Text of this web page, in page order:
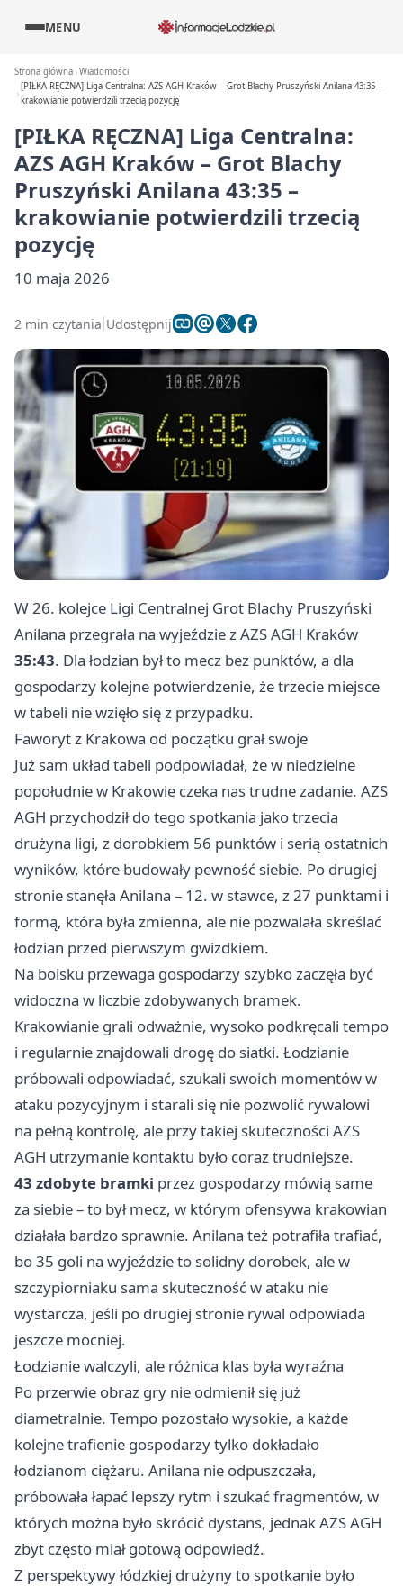
MENU
Strona główna Wiadomości
[PIŁKA RĘCZNA] Liga Centralna: AZS AGH Kraków – Grot Blachy Pruszyński Anilana 43:35 –
krakowianie potwierdzili trzecią pozycję
[PIŁKA RĘCZNA] Liga Centralna:
AZS AGH Kraków – Grot Blachy
Pruszyński Anilana 43:35 –
krakowianie potwierdzili trzecią
pozycję
10 maja 2026
2 min czytania Udostępnij
W 26. kolejce Ligi Centralnej Grot Blachy Pruszyński
Anilana przegrała na wyjeździe z AZS AGH Kraków
35:43. Dla łodzian był to mecz bez punktów, a dla
gospodarzy kolejne potwierdzenie, że trzecie miejsce
w tabeli nie wzięło się z przypadku.
Faworyt z Krakowa od początku grał swoje
Już sam układ tabeli podpowiadał, że w niedzielne
popołudnie w Krakowie czeka nas trudne zadanie. AZS
AGH przychodził do tego spotkania jako trzecia
drużyna ligi, z dorobkiem 56 punktów i serią ostatnich
wyników, które budowały pewność siebie. Po drugiej
stronie stanęła Anilana – 12. w stawce, z 27 punktami i
formą, która była zmienna, ale nie pozwalała skreślać
łodzian przed pierwszym gwizdkiem.
Na boisku przewaga gospodarzy szybko zaczęła być
widoczna w liczbie zdobywanych bramek.
Krakowianie grali odważnie, wysoko podkręcali tempo
i regularnie znajdowali drogę do siatki. Łodzianie
próbowali odpowiadać, szukali swoich momentów w
ataku pozycyjnym i starali się nie pozwolić rywalowi
na pełną kontrolę, ale przy takiej skuteczności AZS
AGH utrzymanie kontaktu było coraz trudniejsze.
43 zdobyte bramki przez gospodarzy mówią same
za siebie – to był mecz, w którym ofensywa krakowian
działała bardzo sprawnie. Anilana też potrafiła trafiać,
bo 35 goli na wyjeździe to solidny dorobek, ale w
szczypiorniaku sama skuteczność w ataku nie
wystarcza, jeśli po drugiej stronie rywal odpowiada
jeszcze mocniej.
Łodzianie walczyli, ale różnica klas była wyraźna
Po przerwie obraz gry nie odmienił się już
diametralnie. Tempo pozostało wysokie, a każde
kolejne trafienie gospodarzy tylko dokładało
łodzianom ciężaru. Anilana nie odpuszczała,
próbowała łapać lepszy rytm i szukać fragmentów, w
których można było skrócić dystans, jednak AZS AGH
zbyt często miał gotową odpowiedź.
Z perspektywy łódzkiej drużyny to spotkanie było